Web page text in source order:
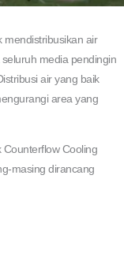
mendistribusikan air
media pendingin
air yang baik
area yang
Cooling
masing dirancang